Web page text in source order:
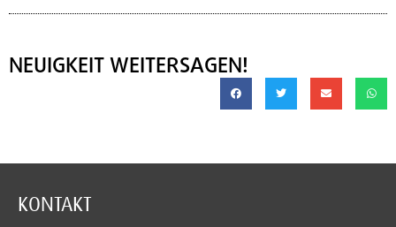
NEUIGKEIT WEITERSAGEN!
KONTAKT